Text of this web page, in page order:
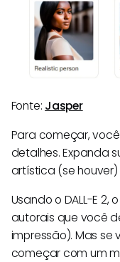
Fonte: Jasper
Para começar,
detalhes. Expanda
artística (se
Usando o DALL-E
autorais que você
impressão). Mas
começar com um